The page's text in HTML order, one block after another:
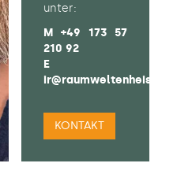
unter:
M +49 173 57
210 92
E
ir@raumweltenheiss.de
KONTAKT